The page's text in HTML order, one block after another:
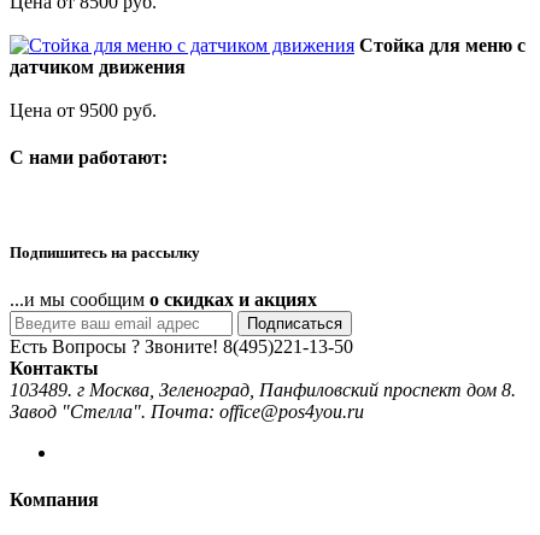
Стойка для меню с
датчиком движения
Цена от 9500 руб.
C нами работают:
Подпишитесь на рассылку
...и мы сообщим о скидках и акциях
Подписаться
Есть Вопросы ? Звоните! 8(495)221-13-50
Контакты
103489. г Москва, Зеленоград, Панфиловский проспект дом 8.
Завод "Стелла". Почта: office@pos4you.ru
Компания